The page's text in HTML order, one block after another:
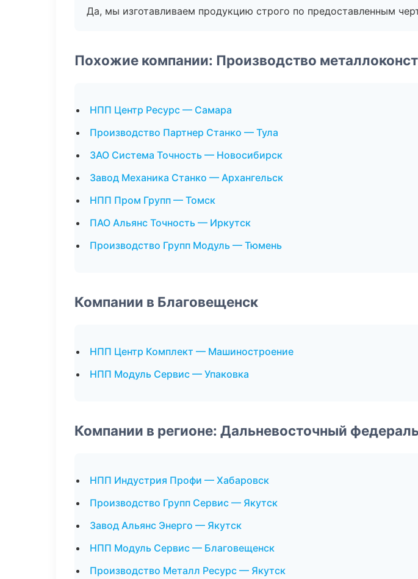
Да, мы изготавливаем продукцию строго по предоставленным
Похожие компании: Производство
НПП Центр Ресурс — Самара
Производство Партнер Станко — Тула
ЗАО Система Точность — Новосибирск
Завод Механика Станко — Архангельск
НПП Пром Групп — Томск
ПАО Альянс Точность — Иркутск
Производство Групп Модуль — Тюмень
Компании в Благовещенск
НПП Центр Комплект — Машиностроение
НПП Модуль Сервис — Упаковка
Компании в регионе: Дальневосточный
НПП Индустрия Профи — Хабаровск
Производство Групп Сервис — Якутск
Завод Альянс Энерго — Якутск
НПП Модуль Сервис — Благовещенск
Производство Металл Ресурс — Якутск